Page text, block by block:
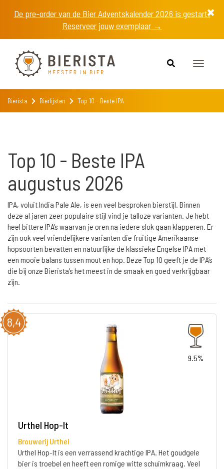
De pre-order van de Bier Adventskalender 2026 is gestart!
Reserveer jouw exemplaar →
Toggle
Bierista Bierlijsten Top 10 - Beste IPA
Top 10 - Beste IPA
augustus 2026
IPA, voluit India Pale Ale, is een veel besproken bierstijl. Binnen
deze al jaren zeer populaire stijl vind je talloze varianten. Je hebt
heel bittere IPA’s waarvan je oren na iedere slok gaan klapperen. Er
zijn ook veel vriendelijkere varianten die fruitige Amerikaanse
hopsoorten bevatten en natuurlijke de klassieke Engelse IPA met
een mooie balans tussen mout en hop. Deze Top 10 geeft je de IPA’s
die bij onze Bierista’s het meest in de smaak en goed verkrijgbaar
zijn.
8,4
9.5%
Urthel Hop-It
Brouwerij Urthel
Urthel Hop-It is een verrassend krachtige IPA. Het goudgele
bier is troebel en heeft een romige witte schuimkraag. Veel